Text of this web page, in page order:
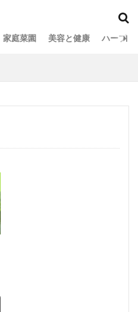
家庭菜園 美容と健康 ハーブ